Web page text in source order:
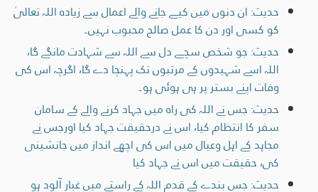
حدیث: ان دنوں میں کیے جانے والے اعمال سے زیادہ اللہ تعالیٰ
کو کسی اور دن کا عمل صالح محبوب نہیں۔
حدیث: جو شخص سچے دل سے اللہ سے شہادت مانگے گا،
اللہ اسے شہیدوں کے مرتبوں تک پہنچا دے گا، اگرچہ اس کی
وفات اپنے بستر پر ہی ہوئی ہو۔
حدیث: جس نے اللہ کی راہ میں جہاد کرنے والے کے سامان
سفر کا انتظام کیا، اس نے درحقیقت جہاد کیا اورجس نے
مجاہد کے اہل وعیال میں اس کی اچھے انداز میں جانشینی
کی، حقیقت میں اس نے جہاد کیا
حدیث: جس بندے کے قدم اللہ کے راستے میں غبار آلود ہو